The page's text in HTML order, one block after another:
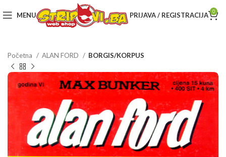
MENU PRIJAVA / REGISTRACIJA 0
Početna ALAN FORD BORGIS/KORPUS